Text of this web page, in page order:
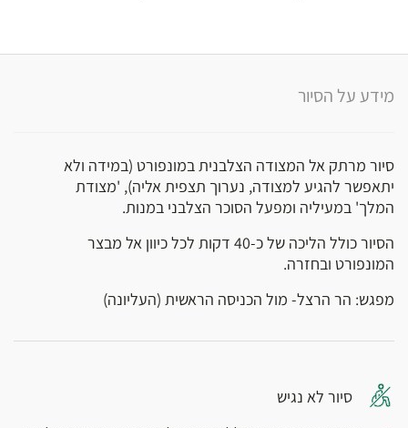
מידע על הסיור
סיור מרתק אל המצודה הצלבנית במונפורט (במידה ולא
יתאפשר להגיע למצודה, נערוך תצפית אליה), 'מצודת
המלך' במעיליה ומפעל הסוכר הצלבני במנות.
הסיור כולל הליכה של כ-40 דקות לכל כיוון אל מבצר
המונפורט ובחזרה.
מפגש: הר הרצל- מול הכניסה הראשית (העליונה)
סיור לא נגיש